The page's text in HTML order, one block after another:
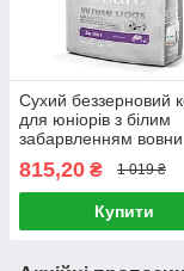
Сухий беззерновий
для юніорів з білим
забарвленням
Care 1.5 кг (лосось)
815,20 ₴ 1 019 ₴
Купити